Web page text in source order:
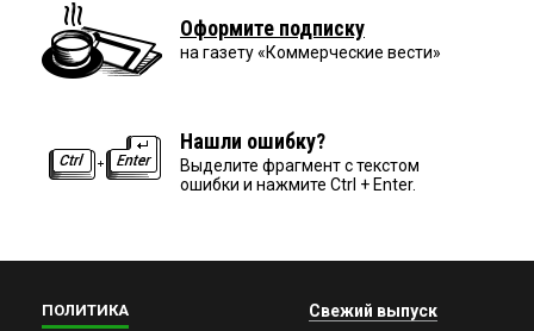
Оформите подписку
на газету «Коммерческие вести»
Нашли ошибку?
Выделите фрагмент с текстом
ошибки и нажмите Ctrl + Enter.
ПОЛИТИКА Свежий выпуск